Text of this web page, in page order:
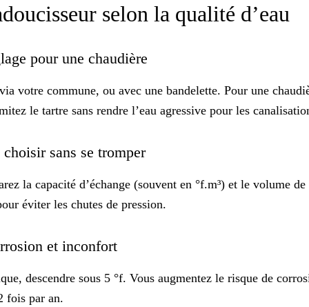
selon la qualité d’eau
pour une chaudière
votre commune, ou avec une bandelette. Pour une
le tartre sans rendre l’eau agressive pour les
sans se tromper
la capacité d’échange (souvent en °f.m³) et le volume
éviter les chutes de pression.
et inconfort
descendre sous 5 °f. Vous augmentez le risque de
fois par an.